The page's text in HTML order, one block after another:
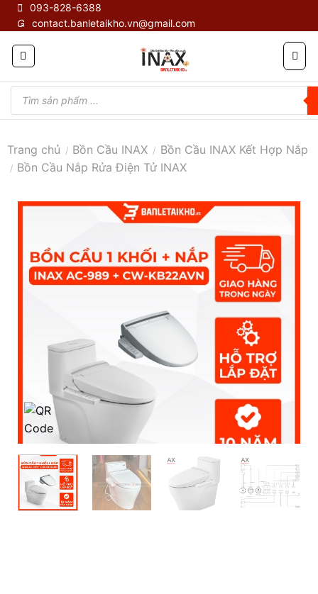
Skip
content
093-828-6388
contact.banletaikho.vn@gmail.com
Tìm
kiếm
phẩm
Trang chủ / Bồn Cầu INAX / Bồn Cầu INAX Kết Hợp Nắp
/ Bồn Cầu Nắp Rửa Điện Tử INAX